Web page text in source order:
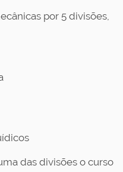
por 5 divisões,
das divisões o curso